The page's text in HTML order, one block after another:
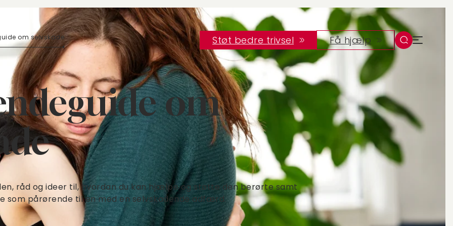
om selvskade Støt bedre trivsel Få hjælp
om
råd og ideer til, hvordan du kan hjælpe og støtte den berørte samt
som pårørende til en med en selvskadende adfærd.